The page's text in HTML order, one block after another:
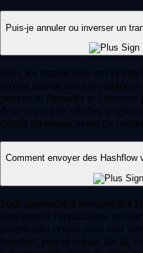
Puis-je annuler ou inverser un
Non, les transactions sur la
qu'une transaction est validée
pouvez ni l'annuler ni l'inverser
donc crucial de vérifier
détails du réseau avant de
Comment envoyer des Hashflow
Pour apprendre à envoyer des
simplement l'application,
portefeuille crypto pour voir
transfert, puis le retrait. De là,